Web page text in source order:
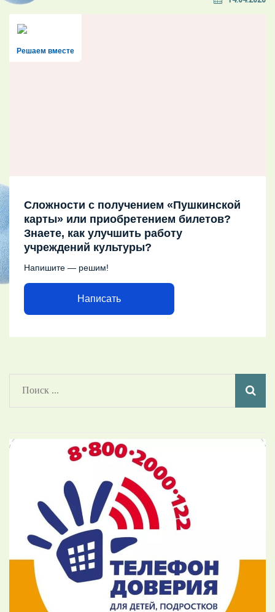
Решаем вместе
Сложности с получением «Пушкинской
карты» или приобретением билетов?
Знаете, как улучшить работу
учреждений культуры?
Напишите — решим!
Написать